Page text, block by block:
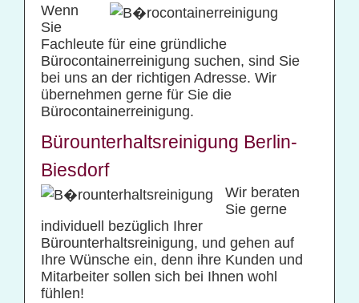
Wenn
Sie
Fachleute für eine gründliche
Bürocontainerreinigung suchen, sind Sie
bei uns an der richtigen Adresse. Wir
übernehmen gerne für Sie die
Bürocontainerreinigung.
Bürounterhaltsreinigung Berlin-
Biesdorf
Wir beraten
Sie gerne
individuell bezüglich Ihrer
Bürounterhaltsreinigung, und gehen auf
Ihre Wünsche ein, denn ihre Kunden und
Mitarbeiter sollen sich bei Ihnen wohl
fühlen!